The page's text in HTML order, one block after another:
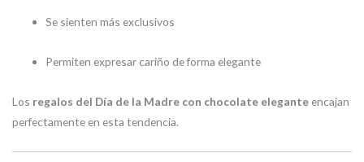
Se sienten más exclusivos
Permiten expresar cariño de forma elegante
Los regalos del Día de la Madre con chocolate elegante encajan
perfectamente en esta tendencia.